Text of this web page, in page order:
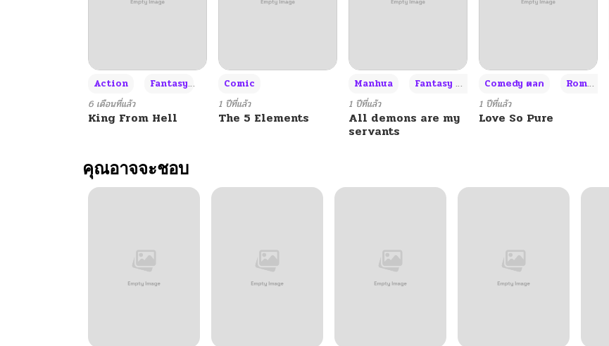
Action Fantasy
6 เดือนที่แล้ว
King From Hell
Comic
1 ปีที่แล้ว
The 5 Elements
Manhua Fantasy แฟนตาซี +3
1 ปีที่แล้ว
All demons are my
servants
Comedy ตลก Romance โรแมนซ์
1 ปีที่แล้ว
Love So Pure
คุณอาจจะชอบ